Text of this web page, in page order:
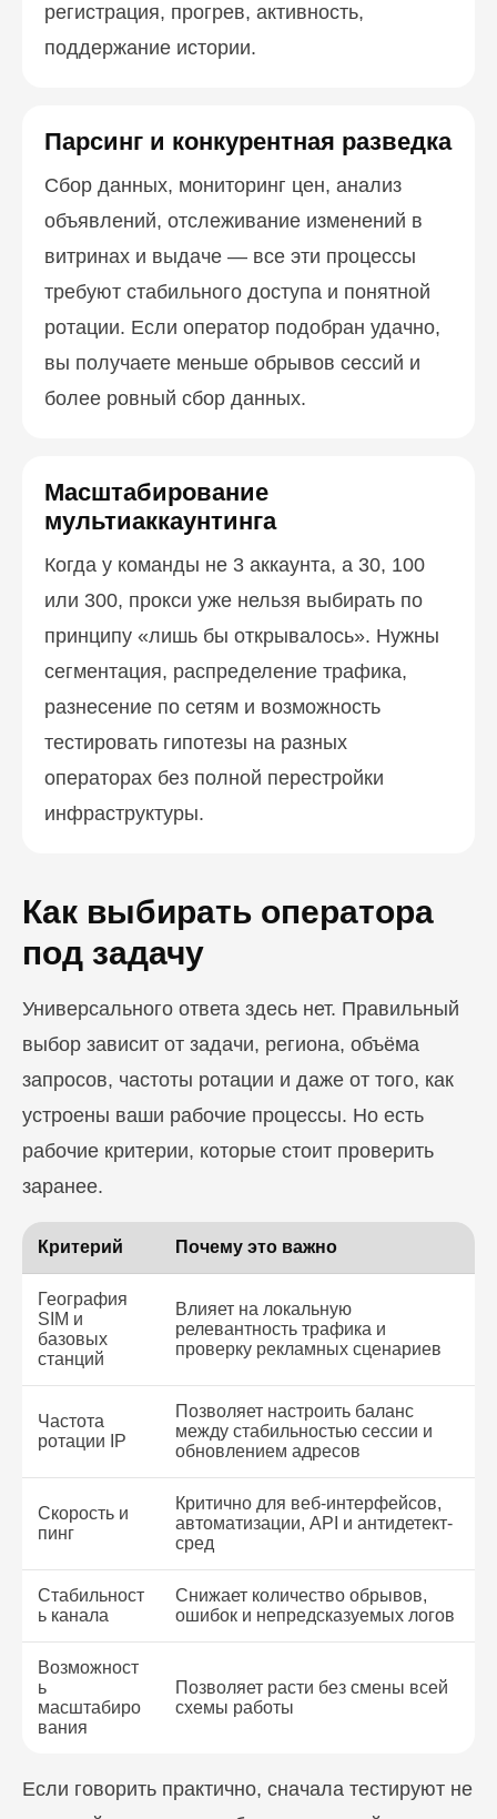
регистрация, прогрев, активность,
поддержание истории.
Парсинг и конкурентная разведка
Сбор данных, мониторинг цен, анализ
объявлений, отслеживание изменений в
витринах и выдаче — все эти процессы
требуют стабильного доступа и понятной
ротации. Если оператор подобран удачно,
вы получаете меньше обрывов сессий и
более ровный сбор данных.
Масштабирование
мультиаккаунтинга
Когда у команды не 3 аккаунта, а 30, 100
или 300, прокси уже нельзя выбирать по
принципу «лишь бы открывалось». Нужны
сегментация, распределение трафика,
разнесение по сетям и возможность
тестировать гипотезы на разных
операторах без полной перестройки
инфраструктуры.
Как выбирать оператора
под задачу
Универсального ответа здесь нет. Правильный
выбор зависит от задачи, региона, объёма
запросов, частоты ротации и даже от того, как
устроены ваши рабочие процессы. Но есть
рабочие критерии, которые стоит проверить
заранее.
Критерий Почему это важно
География
SIM и
базовых
станций
Влияет на локальную
релевантность трафика и
проверку рекламных сценариев
Частота
ротации IP
Позволяет настроить баланс
между стабильностью сессии и
обновлением адресов
Скорость и
пинг
Критично для веб-интерфейсов,
автоматизации, API и антидетект-
сред
Стабильност
ь канала
Снижает количество обрывов,
ошибок и непредсказуемых логов
Возможност
ь
масштабиро
вания
Позволяет расти без смены всей
схемы работы
Если говорить практично, сначала тестируют не